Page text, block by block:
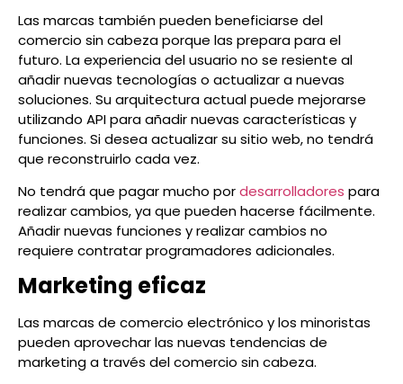
Las marcas también pueden beneficiarse del
comercio sin cabeza porque las prepara para el
futuro. La experiencia del usuario no se resiente al
añadir nuevas tecnologías o actualizar a nuevas
soluciones. Su arquitectura actual puede mejorarse
utilizando API para añadir nuevas características y
funciones. Si desea actualizar su sitio web, no tendrá
que reconstruirlo cada vez.
No tendrá que pagar mucho pordesarrolladores para
realizar cambios, ya que pueden hacerse fácilmente.
Añadir nuevas funciones y realizar cambios no
requiere contratar programadores adicionales.
Marketing eficaz
Las marcas de comercio electrónico y los minoristas
pueden aprovechar las nuevas tendencias de
marketing a través del comercio sin cabeza.